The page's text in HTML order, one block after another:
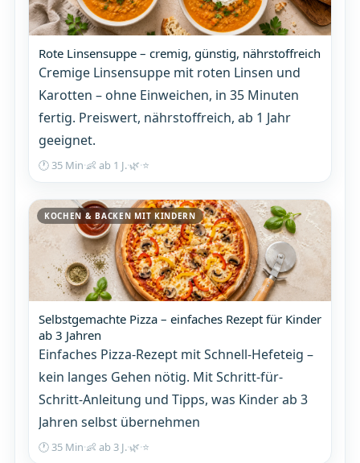
Rote Linsensuppe – cremig, günstig, nährstoffreich
Cremige Linsensuppe mit roten Linsen und
Karotten – ohne Einweichen, in 35 Minuten
fertig. Preiswert, nährstoffreich, ab 1 Jahr
geeignet.
🕐 35 Min·👶 ab 1 J.·🌿·⭐
KOCHEN & BACKEN MIT KINDERN
Selbstgemachte Pizza – einfaches Rezept für Kinder
ab 3 Jahren
Einfaches Pizza-Rezept mit Schnell-Hefeteig –
kein langes Gehen nötig. Mit Schritt-für-
Schritt-Anleitung und Tipps, was Kinder ab 3
Jahren selbst übernehmen
🕐 35 Min·👶 ab 3 J.·🌿·⭐